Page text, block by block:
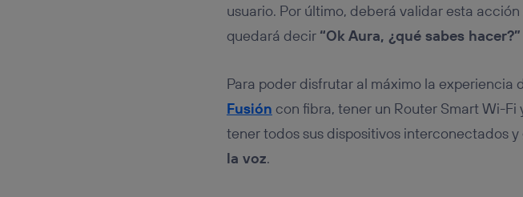
usuario. Por último, deberá validar esta
quedará decir “Ok Aura, ¿qué sabes hacer?”
Para poder disfrutar al máximo la experiencia
Fusión con fibra, tener un Router Smart Wi-
tener todos sus dispositivos interconectados y
la voz.